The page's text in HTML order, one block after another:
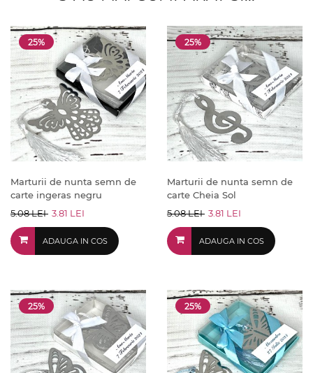
25%
Marturii de nunta semn de
carte ingeras negru
5.08 LEI 3.81 LEI
ADAUGA IN COS
25%
Marturii de nunta semn de
carte Cheia Sol
5.08 LEI 3.81 LEI
ADAUGA IN COS
25% 25%